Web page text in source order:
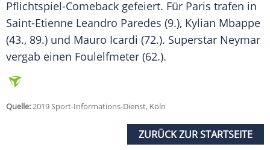
Pflichtspiel-Comeback gefeiert. Für Paris trafen in
Saint-Etienne Leandro Paredes (9.), Kylian Mbappe
(43., 89.) und Mauro Icardi (72.). Superstar Neymar
vergab einen Foulelfmeter (62.).
Quelle:2019 Sport-Informations-Dienst, Köln
ZURÜCK ZUR STARTSEITE